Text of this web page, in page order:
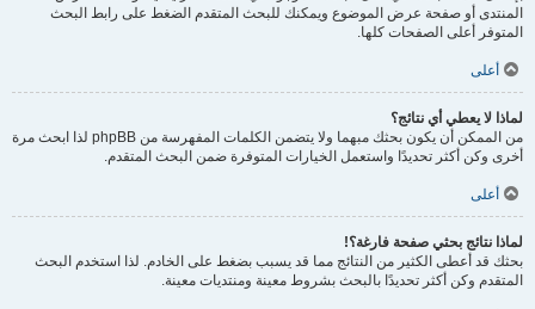
المنتدى أو صفحة عرض الموضوع ويمكنك للبحث المتقدم الضغط على رابط البحث
المتوفر أعلى الصفحات كلها.
أعلى
لماذا لا يعطي أي نتائج؟
من الممكن أن يكون بحثك مبهما ولا يتضمن الكلمات المفهرسة من phpBB لذا ابحث مرة
أخرى وكن أكثر تحديدًا واستعمل الخيارات المتوفرة ضمن البحث المتقدم.
أعلى
لماذا نتائج بحثي صفحة فارغة؟!
بحثك قد أعطى الكثير من النتائج مما قد يسبب بضغط على الخادم. لذا استخدم البحث
المتقدم وكن أكثر تحديدًا بالبحث بشروط معينة ومنتديات معينة.